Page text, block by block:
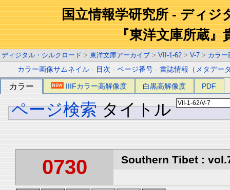
国立情報学研究所 - ディジ
『東洋文庫所蔵』
ディジタル・シルクロード > 東洋文庫アーカイブ > VII-1-62 > V-7 > カラー
カラー画像サムネイル - 目次 -ページ番号 -書誌情報（メタデー
カラー IIIFカラー高解像度 白黒高解像度 PDF
ページ検索 タイトル
0730 Southern Tibet :